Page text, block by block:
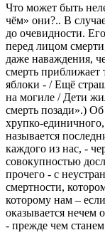
Что может быть
чём» они?.. В
до очевидности.
перед лицом
даже наваждения,
смерть
яблоки - / Ещё
на могиле / Дети
смерть позади».)
хрупко-
называется
каждого из нас, -
совокупностью
прочего - с
смертности,
которому нам –
оказывается нечем
- прежде чем